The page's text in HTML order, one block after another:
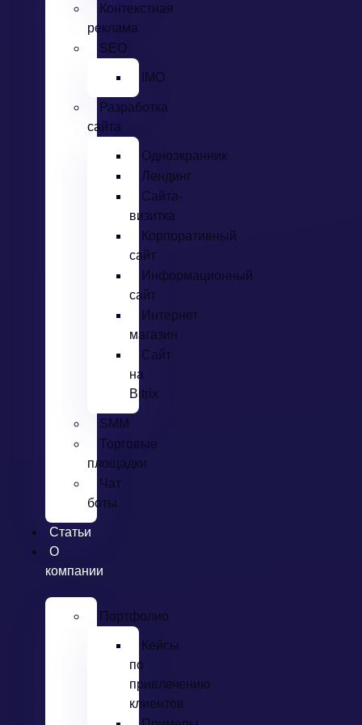
Контекстная
реклама
SEO
IMO
Разработка
сайта
Одноэкранник
Лендинг
Сайта-
визитка
Корпоративный
сайт
Информационный
сайт
Интернет
магазин
Сайт
на
Bitrix
SMM
Торговые
площадки
Чат
боты
Статьи
О
компании
Портфолио
Кейсы
по
привлечению
клиентов